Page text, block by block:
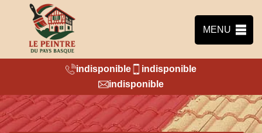
MENU
indisponible
indisponible
indisponible